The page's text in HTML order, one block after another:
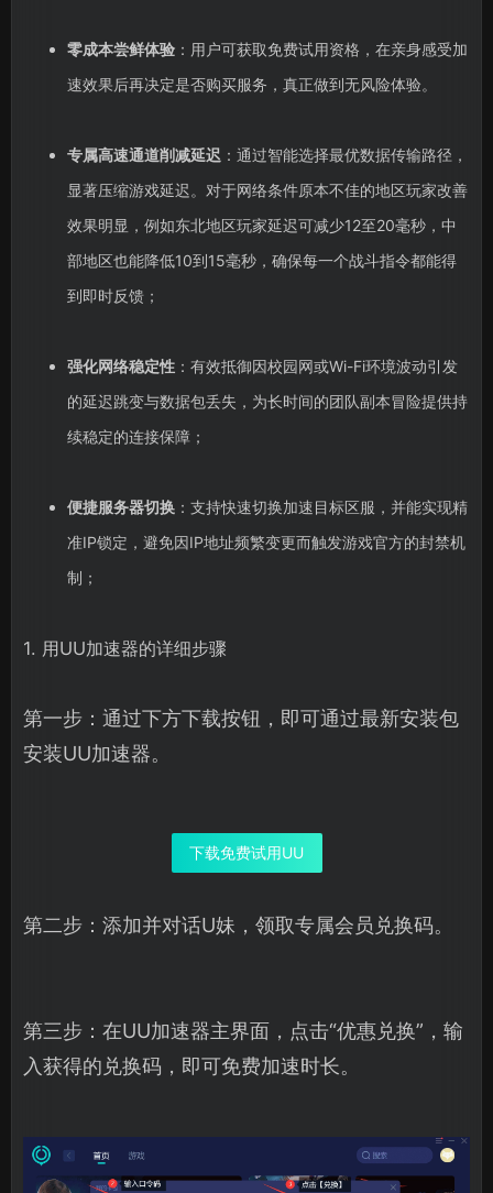
零成本尝鲜体验：用户可获取免费试用资格，在亲身感受加
速效果后再决定是否购买服务，真正做到无风险体验。
专属高速通道削减延迟 ：通过智能选择最优数据传输路径，
显著压缩游戏延迟。对于网络条件原本不佳的地区玩家改善
效果明显，例如东北地区玩家延迟可减少12至20毫秒，中
部地区也能降低10到15毫秒，确保每一个战斗指令都能得
到即时反馈；
强化网络稳定性：有效抵御因校园网或Wi-Fi环境波动引发
的延迟跳变与数据包丢失，为长时间的团队副本冒险提供持
续稳定的连接保障；
便捷服务器切换：支持快速切换加速目标区服，并能实现精
准IP锁定，避免因IP地址频繁变更而触发游戏官方的封禁机
制；
1. 用UU加速器的详细步骤
第一步：通过下方下载按钮，即可通过最新安装包
安装UU加速器。
下载免费试用UU
第二步：添加并对话U妹，领取专属会员兑换码。
第三步：在UU加速器主界面，点击“优惠兑换”，输
入获得的兑换码，即可免费加速时长。